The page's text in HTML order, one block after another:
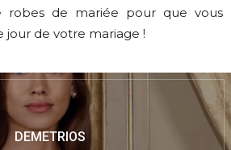
robes de mariée pour que vous
jour de votre mariage !
DEMETRIOS